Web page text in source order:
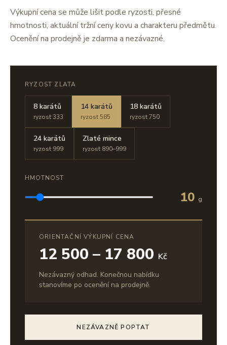
Výkupní cena se může lišit podle ryzosti, přesné
hmotnosti, aktuální tržní ceny kovu a charakteru předmětu.
Ocenění na prodejně je zdarma a nezávazné.
RYZOST ZLATA
8 karátů
ryzost 333
14 karátů
ryzost 585
18 karátů
ryzost 750
24 karátů
ryzost 999
Zlaté mince
ryzost 890–999
HMOTNOST
10 g
ORIENTAČNÍ VÝKUPNÍ CENA
12 500 – 17 800 Kč
Nezávazný odhad. Konečnou nabídku
stanovíme po ocenění na prodejně.
NEZÁVAZNĚ POPTAT